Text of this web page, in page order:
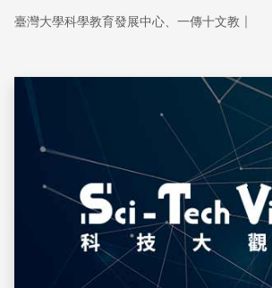
的腳步，從地層化石中發掘出看不見的「
臺灣大學科學教育發展中心、一傳十文教 ｜